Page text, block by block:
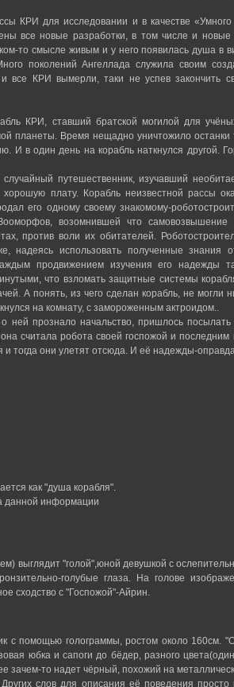
КРИ для исследовании и в качестве
все новые разработки, в том числе и новые
то смысле живым и у него появилась душа в
поколений Ангеллада служила своим
все КРИ вымерли, таки не успев закончить
КРИ, ставший братской могилой для
планеты. Время нещадно уничтожило останки
И в один день на корабль наткнулся другой.
случайный путешественник, изучавший
плату. Корабль неизвестной рассы
его одному своему знакомому-
возомнившей что самовозвышение
против воли их обитателей.
надеясь использовать полученные знания
продвижением изучения его надежды
что взломать защитные системы
А понять, из чего сделан корабль, не могли
на комнату, с замороженным актроидом..
ней прознало начальство, пришлось
считала робота своей госпожой и последним
тогда они улетят отсюда. И её надежды-
как "душа корабля".
данной информации
выглядит "голой",юной девушкой с
голубые глаза. На голове
сходство с "Госпожой"-Айрин.
с помощью голограммы, ростом около 160см.
юбка и сапоги до бёдер, разного
зачем-то надет чёрный, похожий на
слов для описания её поведения